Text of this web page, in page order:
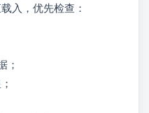
入，优先检查：
；